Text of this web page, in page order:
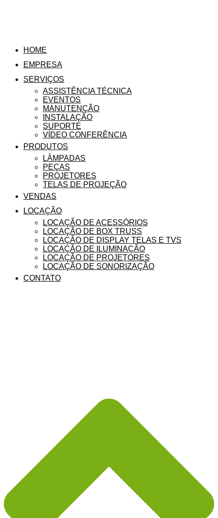
HOME
EMPRESA
SERVIÇOS
ASSISTÊNCIA TÉCNICA
EVENTOS
MANUTENÇÃO
INSTALAÇÃO
SUPORTE
VÍDEO CONFERÊNCIA
PRODUTOS
LÂMPADAS
PEÇAS
PROJETORES
TELAS DE PROJEÇÃO
VENDAS
LOCAÇÃO
LOCAÇÃO DE ACESSÓRIOS
LOCAÇÃO DE BOX TRUSS
LOCAÇÃO DE DISPLAY TELAS E TVS
LOCAÇÃO DE ILUMINAÇÃO
LOCAÇÃO DE PROJETORES
LOCAÇÃO DE SONORIZAÇÃO
CONTATO